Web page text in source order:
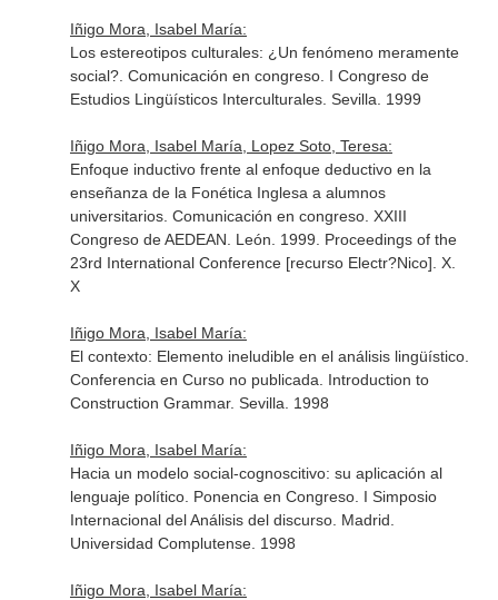
Iñigo Mora, Isabel María:
Los estereotipos culturales: ¿Un fenómeno meramente
social?. Comunicación en congreso. I Congreso de
Estudios Lingüísticos Interculturales. Sevilla. 1999
Iñigo Mora, Isabel María, Lopez Soto, Teresa:
Enfoque inductivo frente al enfoque deductivo en la
enseñanza de la Fonética Inglesa a alumnos
universitarios. Comunicación en congreso. XXIII
Congreso de AEDEAN. León. 1999. Proceedings of the
23rd International Conference [recurso Electr?Nico]. X.
X
Iñigo Mora, Isabel María:
El contexto: Elemento ineludible en el análisis lingüístico.
Conferencia en Curso no publicada. Introduction to
Construction Grammar. Sevilla. 1998
Iñigo Mora, Isabel María:
Hacia un modelo social-cognoscitivo: su aplicación al
lenguaje político. Ponencia en Congreso. I Simposio
Internacional del Análisis del discurso. Madrid.
Universidad Complutense. 1998
Iñigo Mora, Isabel María: